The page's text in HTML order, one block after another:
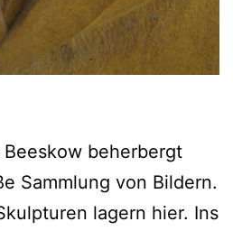
beherbergt
Sammlung von Bildern.
lagern hier. Ins